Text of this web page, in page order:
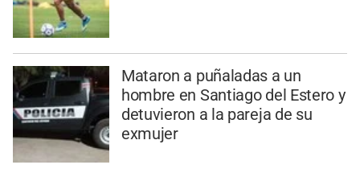
Mataron a puñaladas a un
hombre en Santiago del Estero y
detuvieron a la pareja de su
exmujer